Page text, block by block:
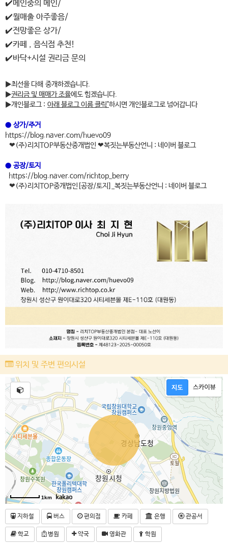
✔️메인중의 메인/
✔️월매출 아주좋음/
✔️전망좋은 상가/
✔️카페 , 음식점 추천!
✔️바닥+시설 권리금 문의
▶최선을 다해 중개하겠습니다.
▶권리금 및 매매가 조율에도 힘겠습니다.
▶개인블로그 : 아래 블로그 이름 클릭"하시면 개인블로그로 넘어갑니다
● 상가/주거
https://blog.naver.com/huevo09
❤(주)리치TOP부동산중개법인 ❤복짓는부동산언니 : 네이버 블로그
● 공장/토지
https://blog.naver.com/richtop_berry
❤(주)리치TOP중개법인[공장/토지]_복짓는부동산언니 : 네이버 블로그
위치 및 주변 편의시설
1km
지하철 버스 편의점 카페 은행 관공서
학교 병원 약국 영화관 학원